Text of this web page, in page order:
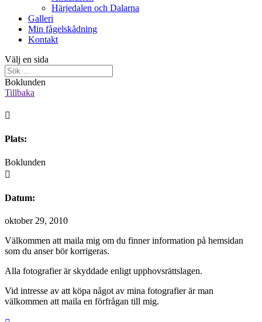
Härjedalen och Dalarna
Galleri
Min fågelskådning
Kontakt
Välj en sida
Boklunden
Tillbaka

Plats:
Boklunden

Datum:
oktober 29, 2010
Välkommen att maila mig om du finner information på hemsidan
som du anser bör korrigeras.
Alla fotografier är skyddade enligt upphovsrättslagen.
Vid intresse av att köpa något av mina fotografier är man
välkommen att maila en förfrågan till mig.